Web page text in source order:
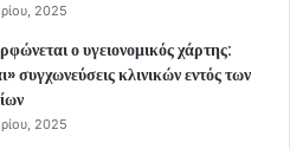
2025
ο υγειονομικός χάρτης:
συγχωνεύσεις κλινικών εντός των
2025